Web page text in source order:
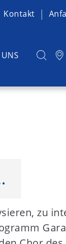
Kontakt
zu